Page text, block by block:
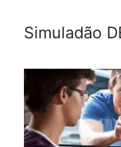
Simuladão